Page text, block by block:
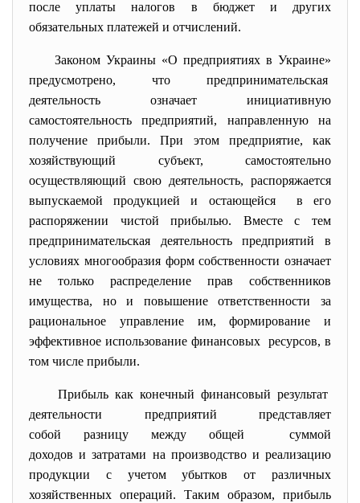
после уплаты налогов в бюджет и других
обязательных платежей и отчислений.
Законом Украины «О предприятиях в Украине»
предусмотрено, что предпринимательская
деятельность означает инициативную
самостоятельность предприятий, направленную на
получение прибыли. При этом предприятие, как
хозяйствующий субъект, самостоятельно
осуществляющий свою деятельность, распоряжается
выпускаемой продукцией и остающейся в его
распоряжении чистой прибылью. Вместе с тем
предпринимательская деятельность предприятий в
условиях многообразия форм собственности означает
не только распределение прав собственников
имущества, но и повышение ответственности за
рациональное управление им, формирование и
эффективное использование финансовых ресурсов, в
том числе прибыли.
Прибыль как конечный финансовый результат
деятельности предприятий представляет
собой разницу между общей суммой
доходов и затратами на производство и реализацию
продукции с учетом убытков от различных
хозяйственных операций. Таким образом, прибыль